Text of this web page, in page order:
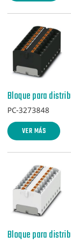
Bloque para
PC-3273848
VER MÁS
Bloque para